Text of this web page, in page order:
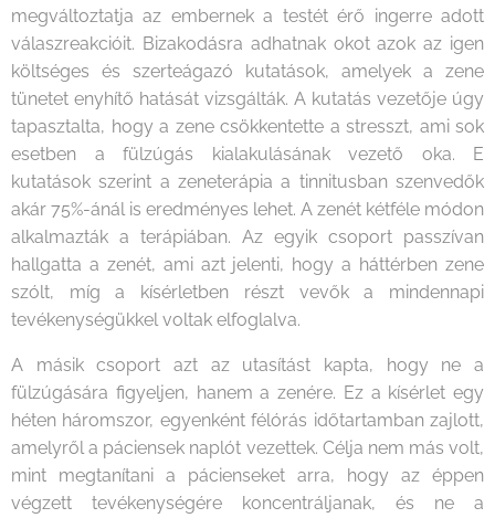
megváltoztatja az embernek a testét érő ingerre adott
válaszreakcióit. Bizakodásra adhatnak okot azok az igen
költséges és szerteágazó kutatások, amelyek a zene
tünetet enyhítő hatását vizsgálták. A kutatás vezetője úgy
tapasztalta, hogy a zene csökkentette a stresszt, ami sok
esetben a fülzúgás kialakulásának vezető oka. E
kutatások szerint a zeneterápia a tinnitusban szenvedők
akár 75%-ánál is eredményes lehet. A zenét kétféle módon
alkalmazták a terápiában. Az egyik csoport passzívan
hallgatta a zenét, ami azt jelenti, hogy a háttérben zene
szólt, míg a kísérletben részt vevők a mindennapi
tevékenységükkel voltak elfoglalva.
A másik csoport azt az utasítást kapta, hogy ne a
fülzúgására figyeljen, hanem a zenére. Ez a kísérlet egy
héten háromszor, egyenként félórás időtartamban zajlott,
amelyről a páciensek naplót vezettek. Célja nem más volt,
mint megtanítani a pácienseket arra, hogy az éppen
végzett tevékenységére koncentráljanak, és ne a